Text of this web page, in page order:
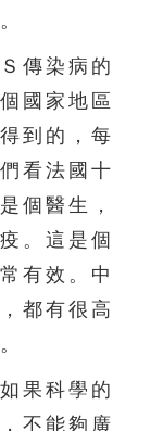
傳染病的
國家地區
到的，每
看法國十
個醫生，
。這是個
有效。中
都有很高
果科學的
不能夠廣